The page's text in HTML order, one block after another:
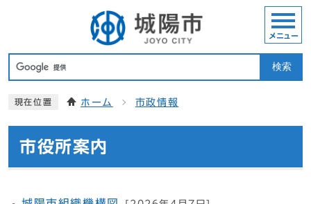
検索
メニュー
現在位置 ホーム 市政情報
市役所案内